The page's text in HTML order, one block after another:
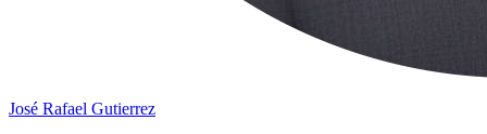
José Rafael Gutierrez